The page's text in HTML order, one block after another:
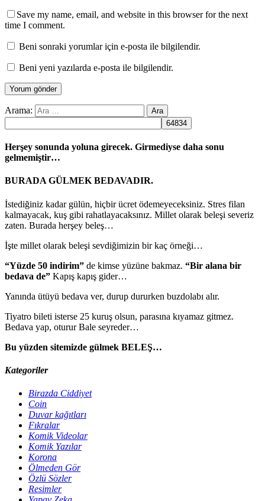
Save my name, email, and website in this browser for the next
time I comment.
Beni sonraki yorumlar için e-posta ile bilgilendir.
Beni yeni yazılarda e-posta ile bilgilendir.
Arama:
Herşey sonunda yoluna girecek. Girmediyse daha sonu
gelmemiştir…
BURADA GÜLMEK BEDAVADIR.
İstediğiniz kadar gülün, hiçbir ücret ödemeyeceksiniz. Stres filan
kalmayacak, kuş gibi rahatlayacaksınız. Millet olarak beleşi severiz
zaten. Burada herşey beleş…
İşte millet olarak beleşi sevdiğimizin bir kaç örneği…
“Yüzde 50 indirim” de kimse yüzüne bakmaz. “Bir alana bir
bedava de” Kapış kapış gider…
Yanında ütüyü bedava ver, durup dururken buzdolabı alır.
Tiyatro bileti isterse 25 kuruş olsun, parasına kıyamaz gitmez.
Bedava yap, oturur Bale seyreder…
Bu yüzden sitemizde gülmek BELEŞ…
Kategoriler
Birazda Ciddiyet
Coin
Duvar kağıtları
Fıkralar
Komik Videolar
Komik Yazılar
Korona
Ölmeden Gör
Özlü Sözler
Resimler